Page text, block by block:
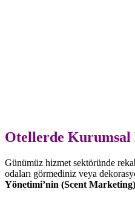
Otellerde
Günümüz hizmet sektöründe
odaları görmediniz veya
Yönetimi’nin (Scent Marketing)